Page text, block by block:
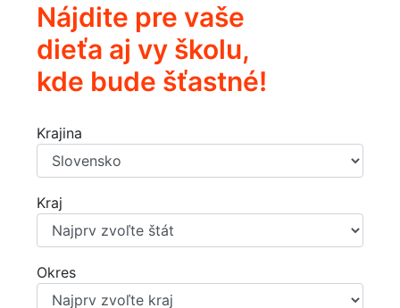
Nájdite pre vaše
dieťa aj vy školu,
kde bude šťastné!
Krajina
Kraj
Okres